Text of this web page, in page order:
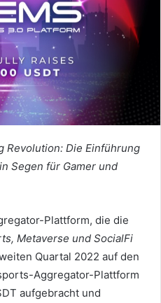
Revolution: Die Einführung
Segen für Gamer und
Plattform, die die
Metaverse und SocialFi
Quartal 2022 auf den
Aggregator-Plattform
aufgebracht und